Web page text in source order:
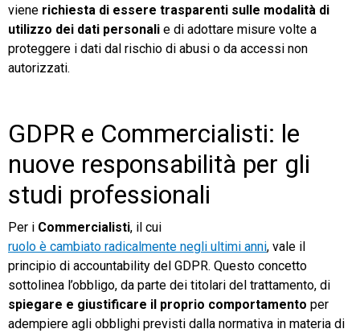
viene richiesta di essere trasparenti sulle modalità di
utilizzo dei dati personali e di adottare misure volte a
proteggere i dati dal rischio di abusi o da accessi non
autorizzati.
GDPR e Commercialisti: le
nuove responsabilità per gli
studi professionali
Per i Commercialisti, il cui
ruolo è cambiato radicalmente negli ultimi anni, vale il
principio di accountability del GDPR. Questo concetto
sottolinea l’obbligo, da parte dei titolari del trattamento, di
spiegare e giustificare il proprio comportamento per
adempiere agli obblighi previsti dalla normativa in materia di